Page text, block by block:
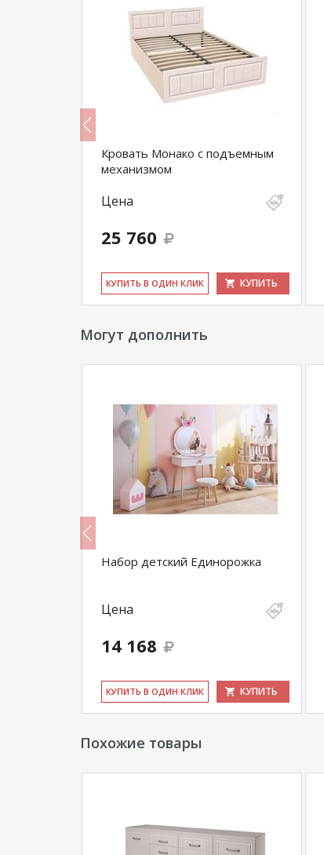
Кровать Монако с подъемным
механизмом
Цена
25 760
КУ­ПИТЬ В ОДИН КЛИК КУПИТЬ
Могут дополнить
Набор детский Единорожка
Цена
14 168
КУ­ПИТЬ В ОДИН КЛИК КУПИТЬ
Похожие товары